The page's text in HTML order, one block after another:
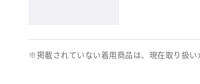
※掲載されていない着用商品は、現在取り扱い